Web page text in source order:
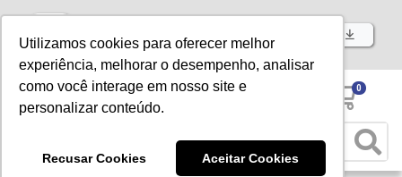
Utilizamos cookies para oferecer melhor
experiência, melhorar o desempenho, analisar
como você interage em nosso site e
personalizar conteúdo.
Recusar Cookies Aceitar Cookies
Baixe já nosso APP
0